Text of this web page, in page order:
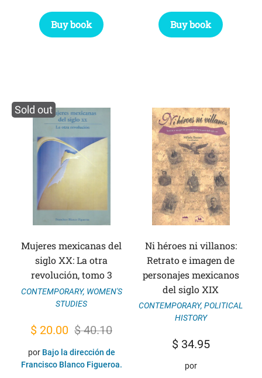
Buy book Buy book
Sold out
Mujeres mexicanas del
siglo XX: La otra
revolución, tomo 3
CONTEMPORARY, WOMEN'S
STUDIES
$40.10
Original
price
was:
$ 20.00 Current
price
is:
por Bajo la dirección de
Francisco Blanco Figueroa.
Ni héroes ni villanos:
Retrato e imagen de
personajes mexicanos
del siglo XIX
CONTEMPORARY, POLITICAL
HISTORY
$34.95
por